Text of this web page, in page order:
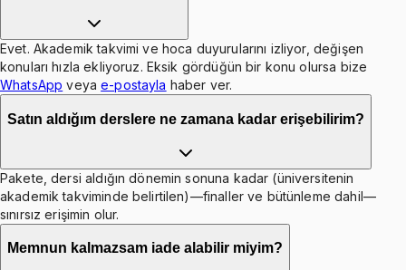
Evet. Akademik takvimi ve hoca duyurularını izliyor, değişen
konuları hızla ekliyoruz. Eksik gördüğün bir konu olursa bize
WhatsApp veya e-postayla haber ver.
Satın aldığım derslere ne zamana kadar erişebilirim?
Pakete, dersi aldığın dönemin sonuna kadar (üniversitenin
akademik takviminde belirtilen)—finaller ve bütünleme dahil—
sınırsız erişimin olur.
Memnun kalmazsam iade alabilir miyim?